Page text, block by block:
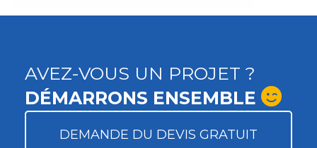
AVEZ-VOUS UN PROJET ?
DÉMARRONS ENSEMBLE
DEMANDE DU DEVIS GRATUIT